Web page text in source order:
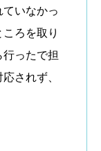
いなかっ
ろを取り
ったで担
されず、